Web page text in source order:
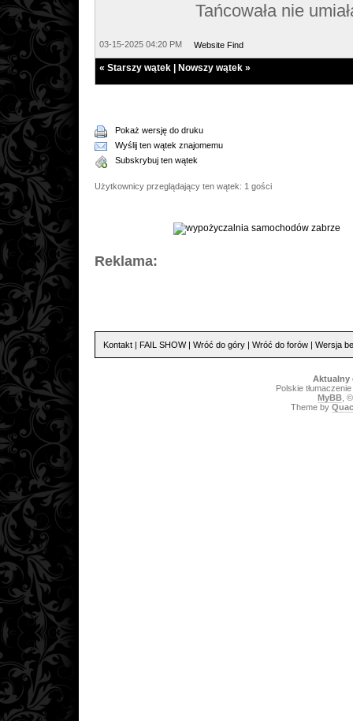
Tańcowała nie
03-15-2025 04:20 PM Website Find
« Starszy wątek Nowszy wątek »
Pokaż wersję do druku
Wyślij ten wątek znajomemu
Subskrybuj ten wątek
Użytkownicy przeglądający ten wątek: 1 gości
Reklama:
Kontakt | FAIL SHOW| Wróć do góry | Wróć do forów | Wersja
Aktualny
Polskie
MyBB ,
Theme by